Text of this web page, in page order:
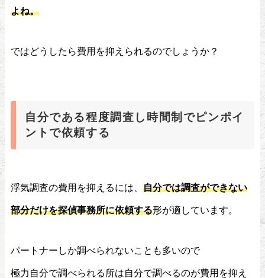
よね。
ではどうしたら費用を抑えられるのでしょうか？
自分である程度調査し時間制でピンポイ
ントで依頼する
浮気調査の費用を抑えるには、 自分では調査ができない
部分だけを探偵事務所に依頼する形が適しています。
パートナーしか調べられないことも多いので
極力自分で調べられる所は自分で調べるのが費用を抑え